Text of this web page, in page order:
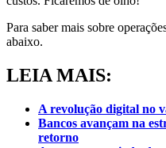
Para saber mais sobre
abaixo.
LEIA MAIS:
A revolução digital no
Bancos avançam na
retorno